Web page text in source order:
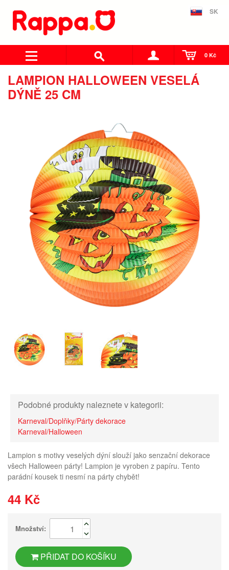
SK
0 Kč
LAMPION HALLOWEEN VESELÁ
DÝNĚ 25 CM
Podobné produkty naleznete v kategorii:
Karneval/Doplňky/Párty dekorace
Karneval/Halloween
Lampion s motivy veselých dýní slouží jako senzační dekorace
všech Halloween párty! Lampion je vyroben z papíru. Tento
parádní kousek ti nesmí na párty chybět!
44 Kč
Množství:
PŘIDAT DO KOŠÍKU